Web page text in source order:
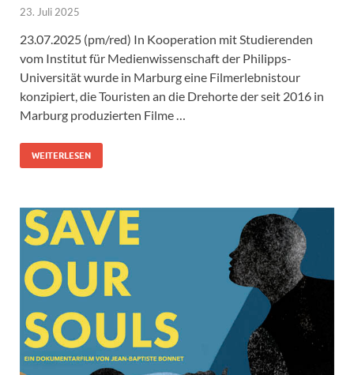
23. Juli 2025
23.07.2025 (pm/red) In Kooperation mit Studierenden
vom Institut für Medienwissenschaft der Philipps-
Universität wurde in Marburg eine Filmerlebnistour
konzipiert, die Touristen an die Drehorte der seit 2016 in
Marburg produzierten Filme …
WEITERLESEN